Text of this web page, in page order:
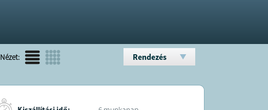
Nézet: Rendezés